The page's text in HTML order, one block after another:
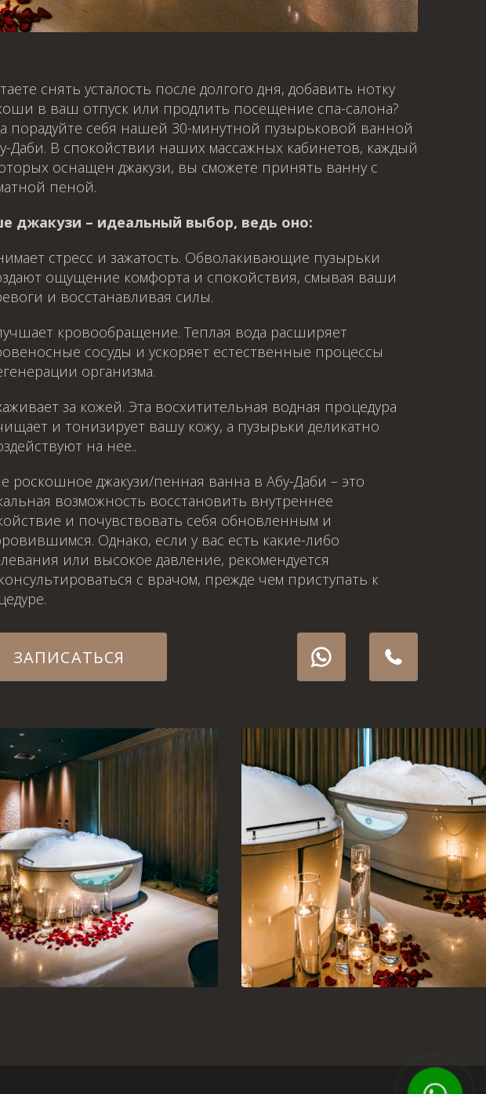
снять усталость после долгого дня, добавить нотку
в ваш отпуск или продлить посещение спа-салона?
порадуйте себя нашей 30-минутной пузырьковой ванной
Даби. В спокойствии наших массажных кабинетов, каждый
оснащен джакузи, вы сможете принять ванну с
пеной.
джакузи – идеальный выбор, ведь оно:
стресс и зажатость. Обволакивающие пузырьки
ощущение комфорта и спокойствия, смывая ваши
и восстанавливая силы.
кровообращение. Теплая вода расширяет
сосуды и ускоряет естественные процессы
организма.
за кожей. Эта восхитительная водная процедура
и тонизирует вашу кожу, а пузырьки деликатно
на нее..
роскошное джакузи/пенная ванна в Абу-Даби – это
возможность восстановить внутреннее
и почувствовать себя обновленным и
Однако, если у вас есть какие-либо
или высокое давление, рекомендуется
с врачом, прежде чем приступать к
ЗАПИСАТЬСЯ
Telephone
Telephone